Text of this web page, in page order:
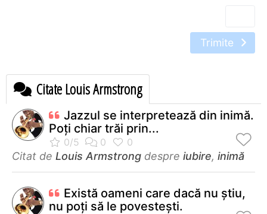
Trimite
Citate Louis Armstrong
Jazzul se interpretează din inimă.
Poţi chiar trăi prin...
Citat de Louis Armstrong despre iubire, inimă
Există oameni care dacă nu ştiu,
nu poţi să le povesteşti.